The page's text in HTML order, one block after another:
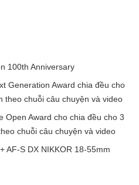
100th Anniversary
Generation Award chia đều cho
theo chuỗi câu chuyện và video
Open Award cho chia đều cho 3
chuỗi câu chuyện và video
AF-S DX NIKKOR 18-55mm